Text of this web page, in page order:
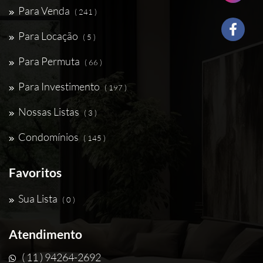
Para Venda ( 241 )
Para Locação ( 5 )
Para Permuta ( 66 )
Para Investimento ( 197 )
Nossas Listas ( 3 )
Condomínios ( 145 )
Favoritos
Sua Lista ( 0 )
Atendimento
( 11 ) 94264-2692